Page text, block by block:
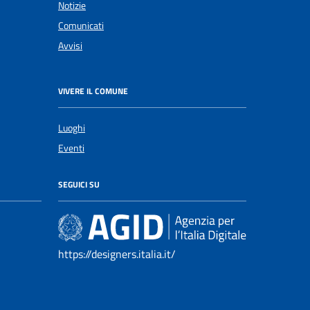
Notizie
Comunicati
Avvisi
VIVERE IL COMUNE
Luoghi
Eventi
SEGUICI SU
https://designers.italia.it/